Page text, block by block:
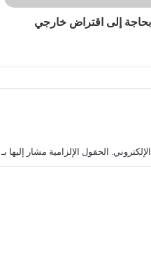
بحاجة إلى اقتراض خارجي
الحقول الإلزامية مشار إليها بـ